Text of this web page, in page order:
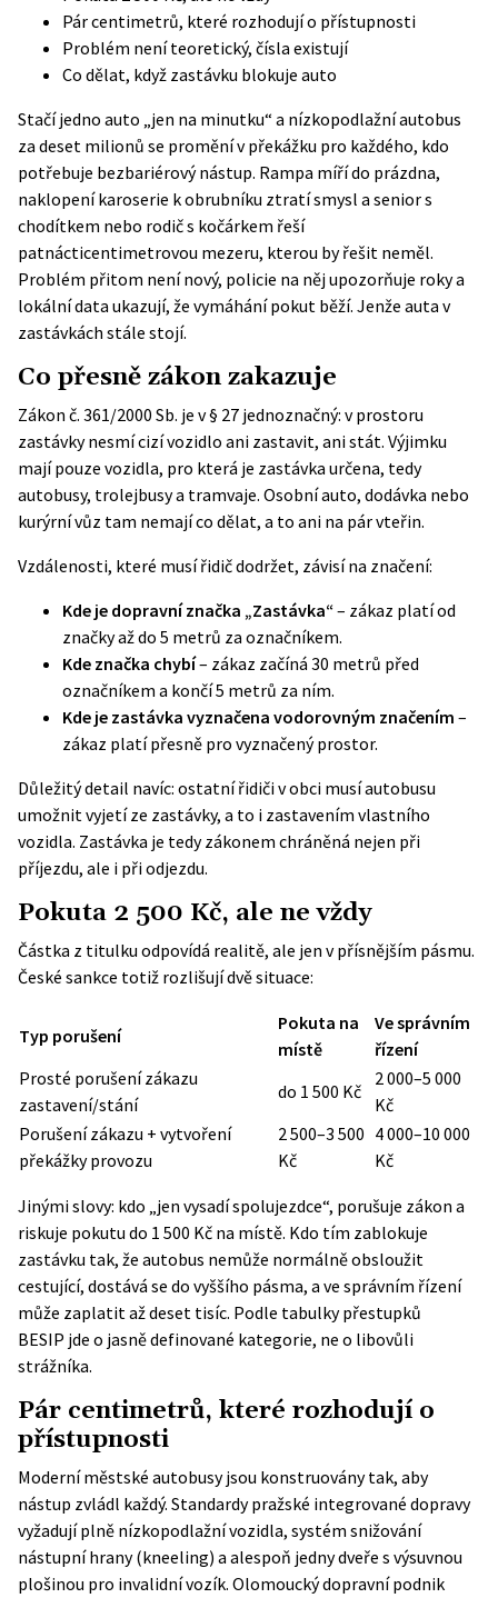
Pár centimetrů, které rozhodují o přístupnosti
Problém není teoretický, čísla existují
Co dělat, když zastávku blokuje auto
Stačí jedno auto „jen na minutku“ a nízkopodlažní autobus
za deset milionů se promění v překážku pro každého, kdo
potřebuje bezbariérový nástup. Rampa míří do prázdna,
naklopení karoserie k obrubníku ztratí smysl a senior s
chodítkem nebo rodič s kočárkem řeší
patnácticentimetrovou mezeru, kterou by řešit neměl.
Problém přitom není nový, policie na něj upozorňuje roky a
lokální data ukazují, že vymáhání pokut běží. Jenže auta v
zastávkách stále stojí.
Co přesně zákon zakazuje
Zákon č. 361/2000 Sb. je v § 27 jednoznačný: v prostoru
zastávky nesmí cizí vozidlo ani zastavit, ani stát. Výjimku
mají pouze vozidla, pro která je zastávka určena, tedy
autobusy, trolejbusy a tramvaje. Osobní auto, dodávka nebo
kurýrní vůz tam nemají co dělat, a to ani na pár vteřin.
Vzdálenosti, které musí řidič dodržet, závisí na značení:
Kde je dopravní značka „Zastávka“– zákaz platí od
značky až do 5 metrů za označníkem.
Kde značka chybí– zákaz začíná 30 metrů před
označníkem a končí 5 metrů za ním.
Kde je zastávka vyznačena vodorovným značením –
zákaz platí přesně pro vyznačený prostor.
Důležitý detail navíc: ostatní řidiči v obci musí autobusu
umožnit vyjetí ze zastávky, a to i zastavením vlastního
vozidla. Zastávka je tedy zákonem chráněná nejen při
příjezdu, ale i při odjezdu.
Pokuta 2 500 Kč, ale ne vždy
Částka z titulku odpovídá realitě, ale jen v přísnějším pásmu.
České sankce totiž rozlišují dvě situace:
Typ porušení
Pokuta na
místě
Ve správním
řízení
Prosté porušení zákazu
zastavení/stání
do 1 500 Kč
2 000–5 000
Kč
Porušení zákazu + vytvoření
překážky provozu
2 500–3 500
Kč
4 000–10 000
Kč
Jinými slovy: kdo „jen vysadí spolujezdce“, porušuje zákon a
riskuje pokutu do 1 500 Kč na místě. Kdo tím zablokuje
zastávku tak, že autobus nemůže normálně obsloužit
cestující, dostává se do vyššího pásma, a ve správním řízení
může zaplatit až deset tisíc. Podle tabulky přestupků
BESIP jde o jasně definované kategorie, ne o libovůli
strážníka.
Pár centimetrů, které rozhodují o
přístupnosti
Moderní městské autobusy jsou konstruovány tak, aby
nástup zvládl každý. Standardy pražské integrované dopravy
vyžadují plně nízkopodlažní vozidla, systém snižování
nástupní hrany (kneeling) a alespoň jedny dveře s výsuvnou
plošinou pro invalidní vozík. Olomoucký dopravní podnik